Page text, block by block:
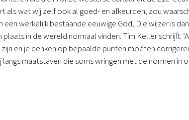
als wat wij zelf ook al goed- en afkeurden, zou
een werkelijk bestaande eeuwige God, Die wijzer is
in de wereld normaal vinden. Tim Keller schrijft:
en je denken op bepaalde punten moéten
maatstaven die soms wringen met de normen in